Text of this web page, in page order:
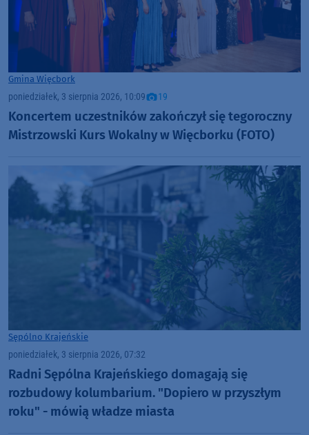
Gmina Więcbork
poniedziałek, 3 sierpnia 2026, 10:09 19
Koncertem uczestników zakończył się tegoroczny
Mistrzowski Kurs Wokalny w Więcborku (FOTO)
Sępólno Krajeńskie
poniedziałek, 3 sierpnia 2026, 07:32
Radni Sępólna Krajeńskiego domagają się
rozbudowy kolumbarium. "Dopiero w przyszłym
roku" - mówią władze miasta